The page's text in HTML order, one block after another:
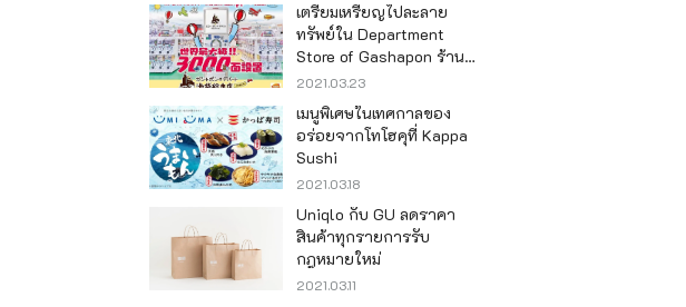
เตรียมเหรียญไปละลาย
ทรัพย์ใน Department
Store of Gashapon ร้านที่มี
เครื่องกาชาปองเยอะที่สุดใน
โลก อิเคะบุคุโระ
2021.03.23
เมนูพิเศษในเทศกาลของ
อร่อยจากโทโฮคุที่ Kappa
Sushi
2021.03.18
Uniqlo กับ GU ลดราคา
สินค้าทุกรายการรับ
กฎหมายใหม่
2021.03.11